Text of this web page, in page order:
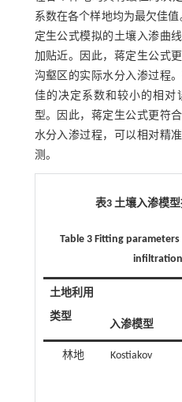
系数在各个样地均为最欠佳
定生公式模拟的土壤入渗曲
加贴近。因此，蒋定生公式
沟壑区的实际水分入渗过程
佳的决定系数和较小的相对
型。因此，蒋定生公式更符
水分入渗过程，可以相对精
测。
表3 土壤入渗模
Table 3 Fitting
土地利用
类型
入渗模型
林地 Kostiakov